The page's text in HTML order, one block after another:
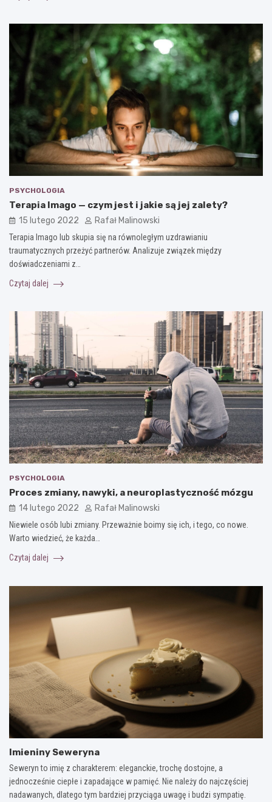
PSYCHOLOGIA
Terapia Imago — czym jest i jakie są jej zalety?
15 lutego 2022 Rafał Malinowski
Terapia Imago lub skupia się na równoległym uzdrawianiu
traumatycznych przeżyć partnerów. Analizuje związek między
doświadczeniami z…
Czytaj dalej
PSYCHOLOGIA
Proces zmiany, nawyki, a neuroplastyczność mózgu
14 lutego 2022 Rafał Malinowski
Niewiele osób lubi zmiany. Przeważnie boimy się ich, i tego, co nowe.
Warto wiedzieć, że każda…
Czytaj dalej
Imieniny Seweryna
Seweryn to imię z charakterem: eleganckie, trochę dostojne, a
jednocześnie ciepłe i zapadające w pamięć. Nie należy do najczęściej
nadawanych, dlatego tym bardziej przyciąga uwagę i budzi sympatię.